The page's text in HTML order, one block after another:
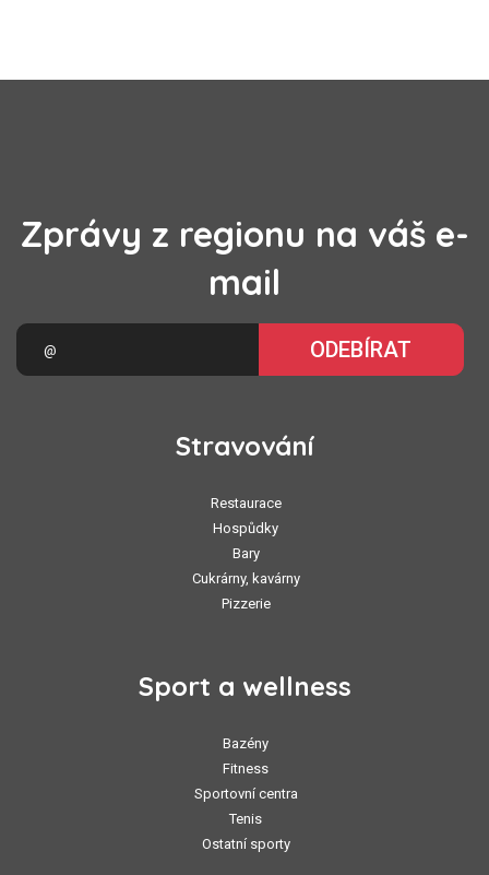
Zprávy z regionu na váš e-
mail
ODEBÍRAT
Stravování
Restaurace
Hospůdky
Bary
Cukrárny, kavárny
Pizzerie
Sport a wellness
Bazény
Fitness
Sportovní centra
Tenis
Ostatní sporty